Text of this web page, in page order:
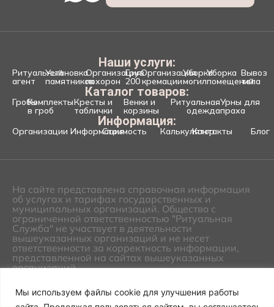
Мы используем файлы cookie для улучшения работы
Наши услуги:
Ритуальный
агент
Установка
памятников
Организация
похорон
Груз
200
Организация
кремации
Уборка
могил
Уборка
помещений
Вывоз
тела
Каталог товаров:
ГробыКомплекты
в гроб
Кресты и
таблички
Венки и
корзины
Ритуальная
одежда
Урны для
праха
Информация:
Организации ИнформацияСтоимость Калькулятор
Контакты Блог
На сайте представлена справочная информация
об услугах и тарифах государственных и
муниципальных организаций. Общество с
ограниченной ответственностью "Ритуальная
Служба" не участвует в деятельности
вышеуказанных организаций и не несет
ответственности за корректность информации,
представленной на сайтах вышеуказанных
организаций.
служба". Все права защищены!